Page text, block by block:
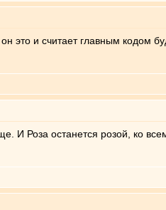
это и считает главным кодом
И Роза останется розой, ко